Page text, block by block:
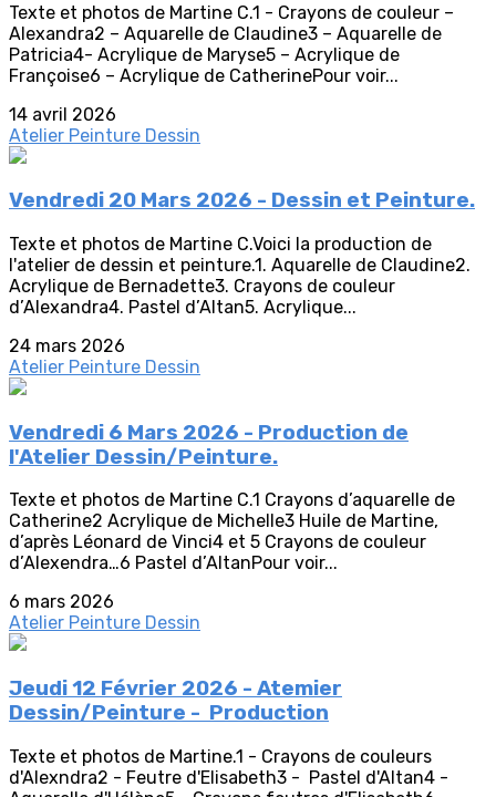
Texte et photos de Martine C.1 - Crayons de couleur –
Alexandra2 – Aquarelle de Claudine3 – Aquarelle de
Patricia4- Acrylique de Maryse5 – Acrylique de
Françoise6 – Acrylique de CatherinePour voir...
14 avril 2026
Atelier Peinture Dessin
Vendredi 20 Mars 2026 - Dessin et Peinture.
Texte et photos de Martine C.Voici la production de
l'atelier de dessin et peinture.1. Aquarelle de Claudine2.
Acrylique de Bernadette3. Crayons de couleur
d’Alexandra4. Pastel d’Altan5. Acrylique...
24 mars 2026
Atelier Peinture Dessin
Vendredi 6 Mars 2026 - Production de
l'Atelier Dessin/Peinture.
Texte et photos de Martine C.1 Crayons d’aquarelle de
Catherine2 Acrylique de Michelle3 Huile de Martine,
d’après Léonard de Vinci4 et 5 Crayons de couleur
d’Alexendra…6 Pastel d’AltanPour voir...
6 mars 2026
Atelier Peinture Dessin
Jeudi 12 Février 2026 - Atemier
Dessin/Peinture - Production
Texte et photos de Martine.1 - Crayons de couleurs
d'Alexndra2 - Feutre d'Elisabeth3 - Pastel d'Altan4 -